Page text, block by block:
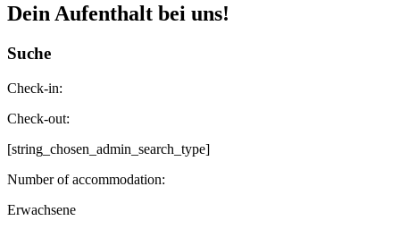
Dein Aufenthalt bei uns!
Suche
Check-in:
Check-out:
[string_chosen_admin_search_type]
Number of accommodation:
Erwachsene